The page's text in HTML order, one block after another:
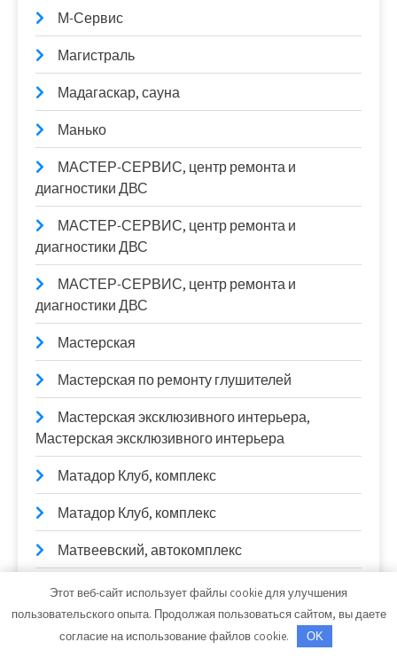
М-Сервис
Магистраль
Мадагаскар, сауна
Манько
МАСТЕР-СЕРВИС, центр ремонта и
диагностики ДВС
МАСТЕР-СЕРВИС, центр ремонта и
диагностики ДВС
МАСТЕР-СЕРВИС, центр ремонта и
диагностики ДВС
Мастерская
Мастерская по ремонту глушителей
Мастерская эксклюзивного интерьера,
Мастерская эксклюзивного интерьера
Матадор Клуб, комплекс
Матадор Клуб, комплекс
Матвеевский, автокомплекс
Маяк
Этот веб-сайт использует файлы cookie для улучшения
пользовательского опыта. Продолжая пользоваться сайтом, вы даете
согласие на использование файлов cookie.
OK